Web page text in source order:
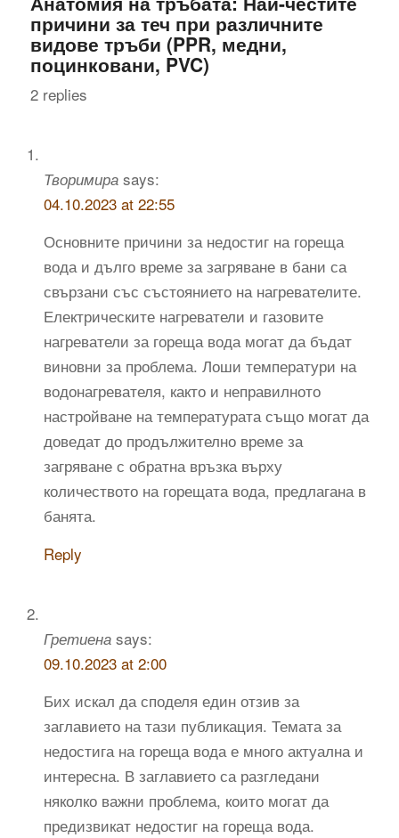
причини за теч при различните
видове тръби (PPR, медни,
поцинковани, PVC)
2 replies
Творимира says:
04.10.2023 at 22:55
Основните причини за недостиг на гореща
вода и дълго време за загряване в бани са
свързани със състоянието на нагревателите.
Електрическите нагреватели и газовите
нагреватели за гореща вода могат да бъдат
виновни за проблема. Лоши температури на
водонагревателя, както и неправилното
настройване на температурата също могат да
доведат до продължително време за
загряване с обратна връзка върху
количеството на горещата вода, предлагана в
банята.
Reply
Гретиена says:
09.10.2023 at 2:00
Бих искал да споделя един отзив за
заглавието на тази публикация. Темата за
недостига на гореща вода е много актуална и
интересна. В заглавието са разгледани
няколко важни проблема, които могат да
предизвикат недостиг на гореща вода.